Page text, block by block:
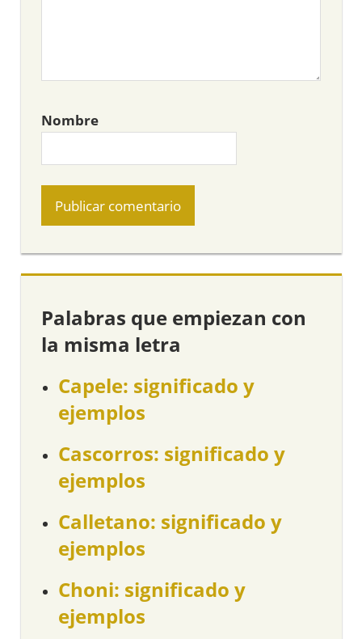
Nombre
Palabras que empiezan con
la misma letra
Capele: significado y
ejemplos
Cascorros: significado y
ejemplos
Calletano: significado y
ejemplos
Choni: significado y
ejemplos